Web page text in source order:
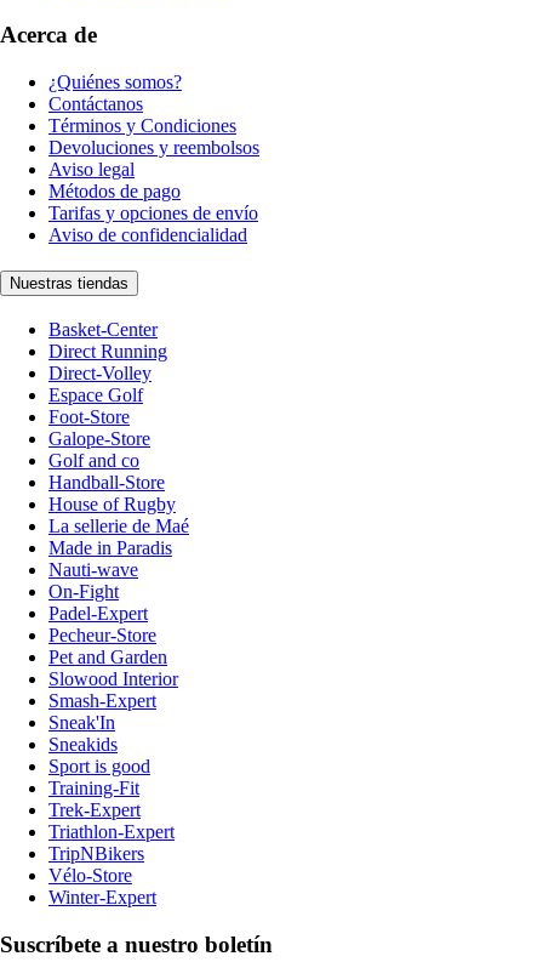
Acerca de
¿Quiénes somos?
Contáctanos
Términos y Condiciones
Devoluciones y reembolsos
Aviso legal
Métodos de pago
Tarifas y opciones de envío
Aviso de confidencialidad
Nuestras tiendas
Basket-Center
Direct Running
Direct-Volley
Espace Golf
Foot-Store
Galope-Store
Golf and co
Handball-Store
House of Rugby
La sellerie de Maé
Made in Paradis
Nauti-wave
On-Fight
Padel-Expert
Pecheur-Store
Pet and Garden
Slowood Interior
Smash-Expert
Sneak'In
Sneakids
Sport is good
Training-Fit
Trek-Expert
Triathlon-Expert
TripNBikers
Vélo-Store
Winter-Expert
Suscríbete a nuestro boletín